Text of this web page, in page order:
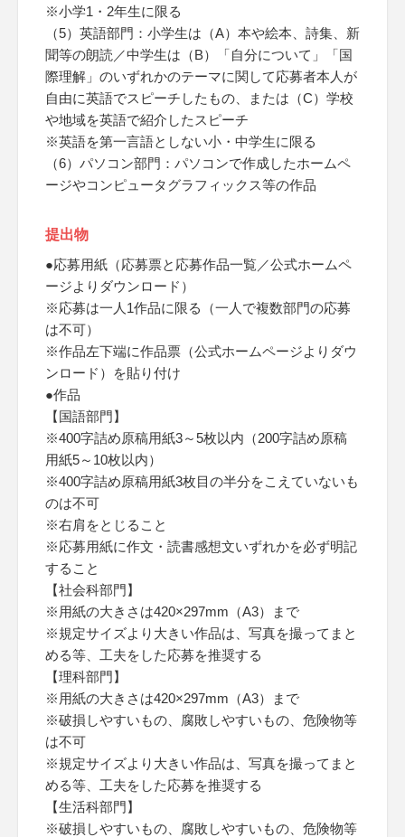
※小学1・2年生に限る
（5）英語部門：小学生は（A）本や絵本、詩集、新
聞等の朗読／中学生は（B）「自分について」「国
際理解」のいずれかのテーマに関して応募者本人が
自由に英語でスピーチしたもの、または（C）学校
や地域を英語で紹介したスピーチ
※英語を第一言語としない小・中学生に限る
（6）パソコン部門：パソコンで作成したホームペ
ージやコンピュータグラフィックス等の作品
提出物
●応募用紙（応募票と応募作品一覧／公式ホームペ
ージよりダウンロード）
※応募は一人1作品に限る（一人で複数部門の応募
は不可）
※作品左下端に作品票（公式ホームページよりダウ
ンロード）を貼り付け
●作品
【国語部門】
※400字詰め原稿用紙3～5枚以内（200字詰め原稿
用紙5～10枚以内）
※400字詰め原稿用紙3枚目の半分をこえていないも
のは不可
※右肩をとじること
※応募用紙に作文・読書感想文いずれかを必ず明記
すること
【社会科部門】
※用紙の大きさは420×297mm（A3）まで
※規定サイズより大きい作品は、写真を撮ってまと
める等、工夫をした応募を推奨する
【理科部門】
※用紙の大きさは420×297mm（A3）まで
※破損しやすいもの、腐敗しやすいもの、危険物等
は不可
※規定サイズより大きい作品は、写真を撮ってまと
める等、工夫をした応募を推奨する
【生活科部門】
※破損しやすいもの、腐敗しやすいもの、危険物等